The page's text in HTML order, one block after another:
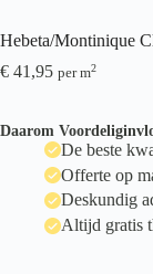
Hebeta/Montinique
€ 41,95 per m2
Daarom
De beste
Offerte op
Deskundig
Altijd gratis